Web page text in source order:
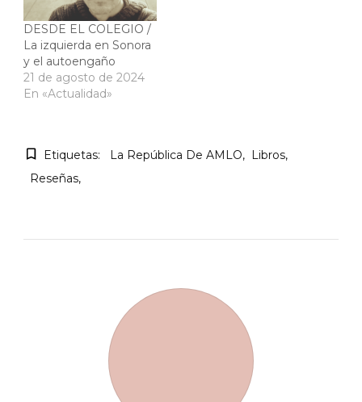
DESDE EL COLEGIO /
La izquierda en Sonora
y el autoengaño
21 de agosto de 2024
En «Actualidad»
Etiquetas: La República De AMLO
Libros
Reseñas